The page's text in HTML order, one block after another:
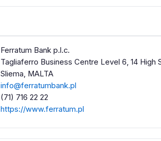
Ferratum Bank p.l.c.
Tagliaferro Business Centre Level 6, 14 High
Sliema, MALTA
info@ferratumbank.pl
(71) 716 22 22
https://www.ferratum.pl